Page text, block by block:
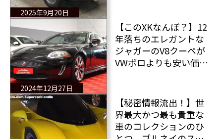
2025年9月20日
いだろう1台だ！
2024年12月27日
【このXKなんぼ？】12
年落ちのエレガントな
ジャガーのV8クーペが
VWポロよりも安い価格
【秘密情報流出！】世
界最大かつ最も貴重な
車のコレクションのひ